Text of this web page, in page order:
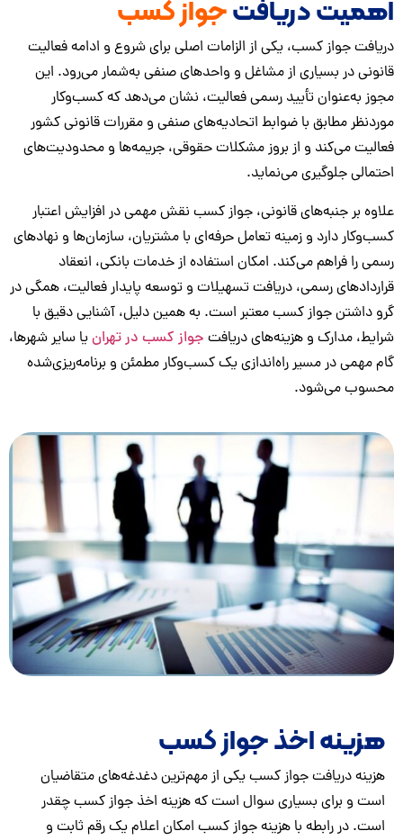
دریافتجواز کسب
جواز کسب، یکی از الزامات اصلی برای شروع و ادامه فعالیت
در بسیاری از مشاغل و واحدهای صنفی به‌شمار می‌رود. این
به‌عنوان تأیید رسمی فعالیت، نشان می‌دهد که کسب‌وکار
مطابق با ضوابط اتحادیه‌های صنفی و مقررات قانونی کشور
می‌کند و از بروز مشکلات حقوقی، جریمه‌ها و محدودیت‌های
جلوگیری می‌نماید.
بر جنبه‌های قانونی، جواز کسب نقش مهمی در افزایش اعتبار
دارد و زمینه تعامل حرفه‌ای با مشتریان، سازمان‌ها و نهادهای
را فراهم می‌کند. امکان استفاده از خدمات بانکی، انعقاد
رسمی، دریافت تسهیلات و توسعه پایدار فعالیت، همگی در
جواز کسب معتبر است. به همین دلیل، آشنایی دقیق با
مدارک و هزینه‌های دریافتجواز کسب در تهرانیا سایر شهرها،
در مسیر راه‌اندازی یک کسب‌وکار مطمئن و برنامه‌ریزی‌شده
می‌شود.
اخذ جواز کسب
دریافت جواز کسب یکی از مهم‌ترین دغدغه‌های متقاضیان
و برای بسیاری سوال است که هزینه اخذ جواز کسب چقدر
در رابطه با هزینه جواز کسب امکان اعلام یک رقم ثابت و